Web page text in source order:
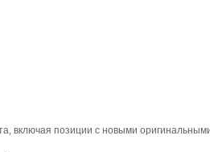
включая позиции с новыми